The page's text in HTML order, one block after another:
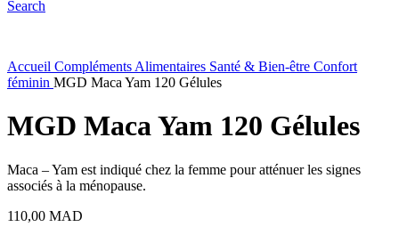
Search
Accueil Compléments Alimentaires Santé & Bien-être Confort
féminin MGD Maca Yam 120 Gélules
MGD Maca Yam 120 Gélules
Maca – Yam est indiqué chez la femme pour atténuer les signes
associés à la ménopause.
110,00 MAD